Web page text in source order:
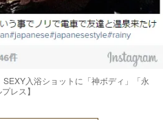
入浴ショットに「神ボディ」「永
レス】